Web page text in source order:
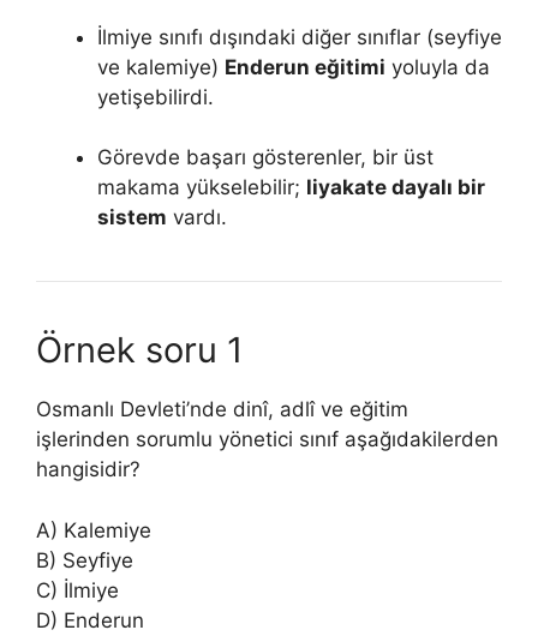
İlmiye sınıfı dışındaki diğer sınıflar (seyfiye
ve kalemiye) Enderun eğitimi yoluyla da
yetişebilirdi.
Görevde başarı gösterenler, bir üst
makama yükselebilir; liyakate dayalı bir
sistem vardı.
Örnek soru 1
Osmanlı Devleti’nde dinî, adlî ve eğitim
işlerinden sorumlu yönetici sınıf aşağıdakilerden
hangisidir?
A) Kalemiye
B) Seyfiye
C) İlmiye
D) Enderun